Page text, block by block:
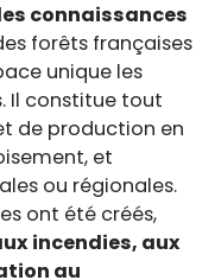
connaissances
forêts françaises
unique les
Il constitue tout
de production en
et
ou régionales.
ont été créés,
incendies, aux
au